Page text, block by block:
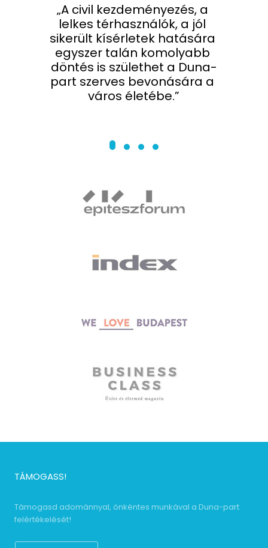
„A civil kezdeményezés, a
lelkes térhasználók, a jól
sikerült kísérletek hatására
egyszer talán komolyabb
döntés is születhet a Duna-
part szerves bevonására a
város életébe.”
TÁMOGASS!
Támogasd adománnyal, önkéntes munkával a Duna-part
felértékelését!